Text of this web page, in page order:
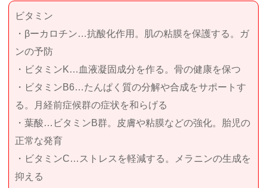
ビタミン
・βーカロチン…抗酸化作用。肌の粘膜を保護する。ガ
ンの予防
・ビタミンK…血液凝固成分を作る。骨の健康を保つ
・ビタミンB6…たんぱく質の分解や合成をサポートす
る。月経前症候群の症状を和らげる
・葉酸…ビタミンB群。皮膚や粘膜などの強化。胎児の
正常な発育
・ビタミンC…ストレスを軽減する。メラニンの生成を
抑える